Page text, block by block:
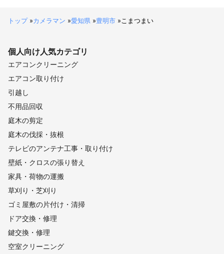
トップ»カメラマン »愛知県 »豊明市 »こまつまい
個人向け人気カテゴリ
エアコンクリーニング
エアコン取り付け
引越し
不用品回収
庭木の剪定
庭木の伐採・抜根
テレビのアンテナ工事・取り付け
壁紙・クロスの張り替え
家具・荷物の運搬
草刈り・芝刈り
ゴミ屋敷の片付け・清掃
ドア交換・修理
鍵交換・修理
空室クリーニング